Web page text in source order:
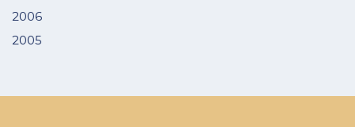
2006
2005